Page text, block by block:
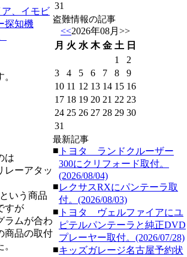
、イモビ
探知機
は
レーアタッ
いう商品
すが
ラムが合わ
商品の取付
31
盗難情報の記事
<<2026年08月 >>
月 火 水 木 金 土 日
1
2
3
4 5 6 7 8
9
10 11 12 13 14 15 16
17 18 19 20 21 22 23
24 25 26 27 28 29 30
31
最新記事
■ トヨタ ランドクルーザー
300にクリフォード取付。
(2026/08/04)
■レクサスRXにパンテーラ取
付。(2026/08/03)
■ トヨタ ヴェルファイアにユ
ピテルパンテーラと純正DVD
プレーヤー取付。(2026/07/28)
■キッズガレージ名古屋予約状